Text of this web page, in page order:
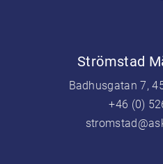
Strömstad
Badhusgatan 7,
+46 (0)